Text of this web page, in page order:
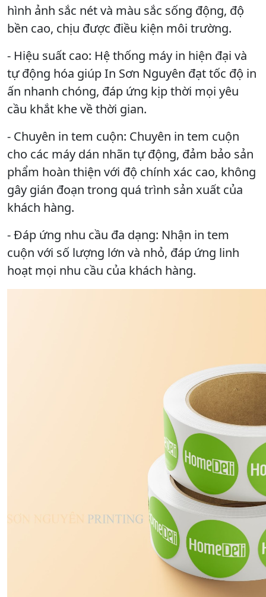
hình ảnh sắc nét và màu sắc sống động, độ
bền cao, chịu được điều kiện môi trường.
- Hiệu suất cao: Hệ thống máy in hiện đại và
tự động hóa giúp In Sơn Nguyên đạt tốc độ in
ấn nhanh chóng, đáp ứng kịp thời mọi yêu
cầu khắt khe về thời gian.
- Chuyên in tem cuộn: Chuyên in tem cuộn
cho các máy dán nhãn tự động, đảm bảo sản
phẩm hoàn thiện với độ chính xác cao, không
gây gián đoạn trong quá trình sản xuất của
khách hàng.
- Đáp ứng nhu cầu đa dạng: Nhận in tem
cuộn với số lượng lớn và nhỏ, đáp ứng linh
hoạt mọi nhu cầu của khách hàng.